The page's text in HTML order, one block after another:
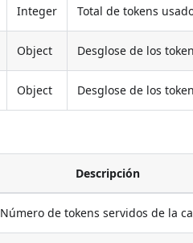
Integer Total de tokens
Object Desglose de los
Object Desglose de los
Descripción
Número de tokens servidos de la